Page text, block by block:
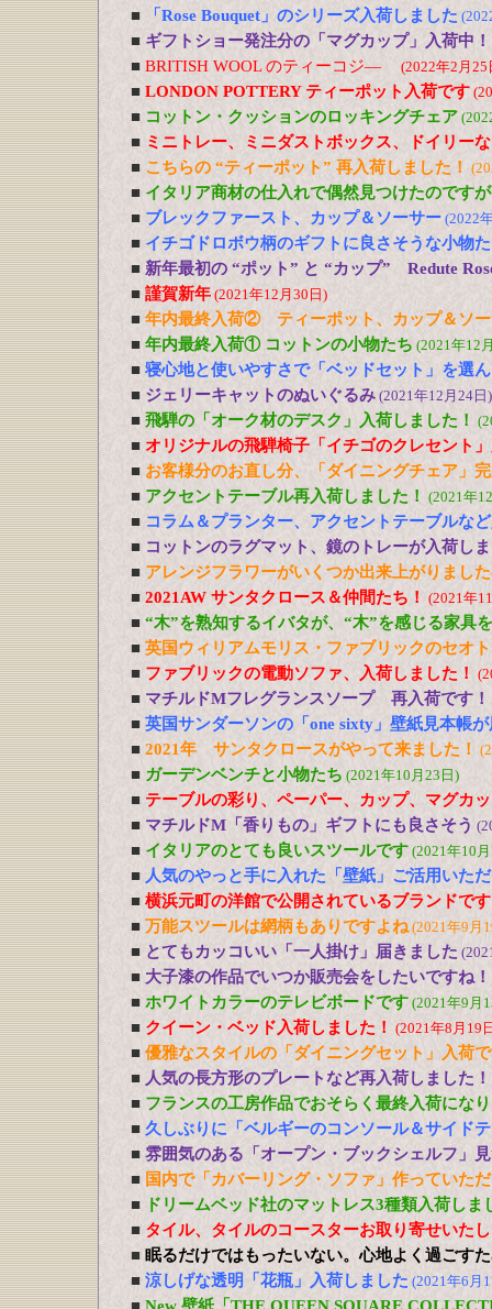
■ 「Rose Bouquet」のシリーズ入荷しました
■ ギフトショー発注分の「マグカップ」入荷中！
■ BRITISH WOOL のティーコジ― (2022年2月25
■ LONDON POTTERY ティーポット入荷です
■ コットン・クッションのロッキングチェア
■ ミニトレー、ミニダストボックス、ドイリー
■ こちらの “ティーポット” 再入荷しました！
■ イタリア商材の仕入れで偶然見つけたのです
■ ブレックファースト、カップ＆ソーサー (2022
■ イチゴドロボウ柄のギフトに良さそうな小物
■ 新年最初の “ポット” と “カップ” Redute
■ 謹賀新年 (2021年12月30日)
■ 年内最終入荷② ティーポット、カップ＆ソー
■ 年内最終入荷① コットンの小物たち (2021年12
■ 寝心地と使いやすさで「ベッドセット」を選
■ ジェリーキャットのぬいぐるみ (2021年12月24日)
■ 飛騨の「オーク材のデスク」入荷しました！
■ オリジナルの飛騨椅子「イチゴのクレセント
■ お客様分のお直し分、「ダイニングチェア」
■ アクセントテーブル再入荷しました！ (2021年
■ コラム＆プランター、アクセントテーブルな
■ コットンのラグマット、鏡のトレーが入荷し
■ アレンジフラワーがいくつか出来上がりまし
■ 2021AW サンタクロース＆仲間たち！ (2021年
■ “木”を熟知するイバタが、“木”を感じる家具
■ 英国ウィリアムモリス・ファブリックのセオ
■ ファブリックの電動ソファ、入荷しました！
■ マチルドMフレグランスソープ 再入荷です！
■ 英国サンダーソンの「one sixty」壁紙見本帳
■ 2021年 サンタクロースがやって来ました！
■ ガーデンベンチと小物たち (2021年10月23日)
■ テーブルの彩り、ペーパー、カップ、マグカ
■ マチルドM「香りもの」ギフトにも良さそう
■ イタリアのとても良いスツールです (2021年10
■ 人気のやっと手に入れた「壁紙」ご活用いた
■ 横浜元町の洋館で公開されているブランドで
■ 万能スツールは網柄もありですよね(2021年9月
■ とてもカッコいい「一人掛け」届きました
■ 大子漆の作品でいつか販売会をしたいですね！
■ ホワイトカラーのテレビボードです (2021年9月
■ クイーン・ベッド入荷しました！ (2021年8月19
■ 優雅なスタイルの「ダイニングセット」入荷
■ 人気の長方形のプレートなど再入荷しました！
■ フランスの工房作品でおそらく最終入荷にな
■ 久しぶりに「ベルギーのコンソール＆サイド
■ 雰囲気のある「オープン・ブックシェルフ」
■ 国内で「カバーリング・ソファ」作っていた
■
ドリームベッド社のマットレス3種類入荷しま
■ タイル、タイルのコースターお取り寄せいた
■ 眠るだけではもったいない。心地よく過ごす
■ 涼しげな透明「花瓶」入荷しました (2021年6月